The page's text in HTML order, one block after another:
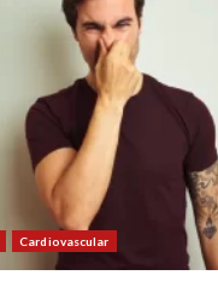
Cardiovascular